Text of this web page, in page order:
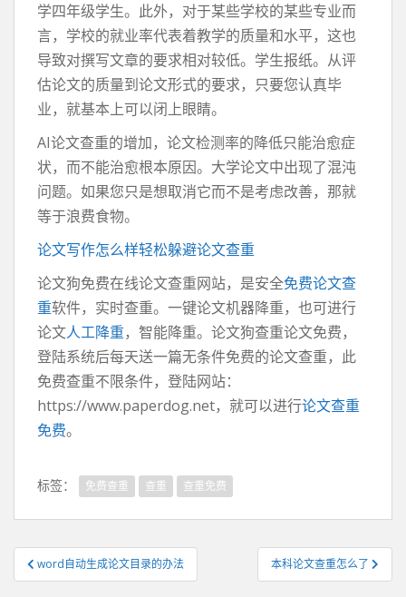
学四年级学生。此外，对于某些学校的某些专业而
言，学校的就业率代表着教学的质量和水平，这也
导致对撰写文章的要求相对较低。学生报纸。从评
估论文的质量到论文形式的要求，只要您认真毕
业，就基本上可以闭上眼睛。
AI论文查重的增加，论文检测率的降低只能治愈症
状，而不能治愈根本原因。大学论文中出现了混沌
问题。如果您只是想取消它而不是考虑改善，那就
等于浪费食物。
论文写作怎么样轻松躲避论文查重
论文狗免费在线论文查重网站，是安全免费论文查
重软件，实时查重。一键论文机器降重，也可进行
论文人工降重，智能降重。论文狗查重论文免费，
登陆系统后每天送一篇无条件免费的论文查重，此
免费查重不限条件，登陆网站：
https://www.paperdog.net，就可以进行论文查重
免费。
标签： 免费查重 查重 查重免费
文
章
word自动生成论文目录的办法 本科论文查重怎么了